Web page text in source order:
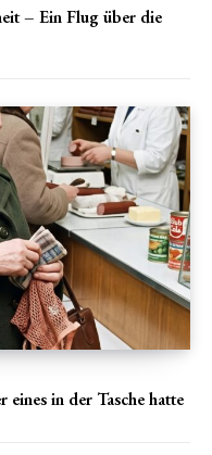
– Ein Flug über die
eines in der Tasche hatte